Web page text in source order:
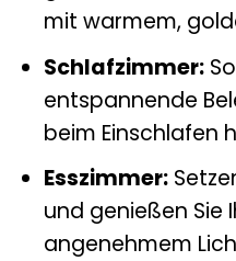
mit warmem,
Schlafzimmer:
entspannende
beim Einschlafen
Esszimmer:
und genießen Sie
angenehmem